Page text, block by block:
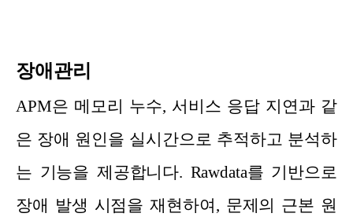
장애관리
APM은 메모리 누수, 서비스 응답 지연과 같
은 장애 원인을 실시간으로 추적하고 분석하
는 기능을 제공합니다. Rawdata를 기반으로
장애 발생 시점을 재현하여, 문제의 근본 원